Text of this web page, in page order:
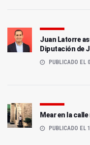
Juan Latorre
Diputación de
PUBLICADO EL
Mear en la
PUBLICADO EL